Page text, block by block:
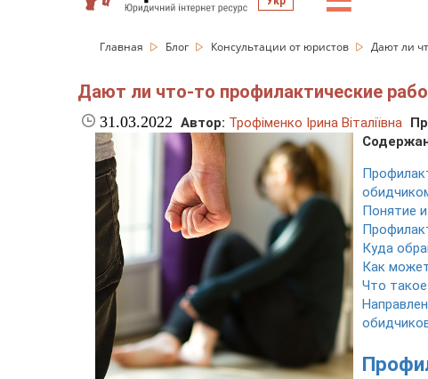
Главная Блог Консультации от юристов Дают ли
Дают ли что-то профилактические
31.03.2022 Автор: Трофіменко Ірина Віталіївна
Понятие
Куда
Как
Что